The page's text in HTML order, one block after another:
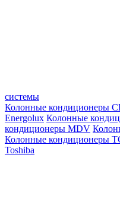
системы
Колонные кондиционеры
Energolux Колонные
кондиционеры MDV
Колонные кондиционеры
Toshiba